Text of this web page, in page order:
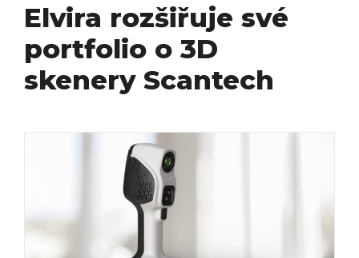
Elvira rozšiřuje své
portfolio o 3D
skenery Scantech